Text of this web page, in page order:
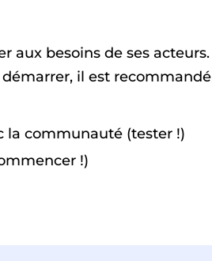
aux besoins de ses acteurs.
il est recommandé
la communauté (tester !)
!)